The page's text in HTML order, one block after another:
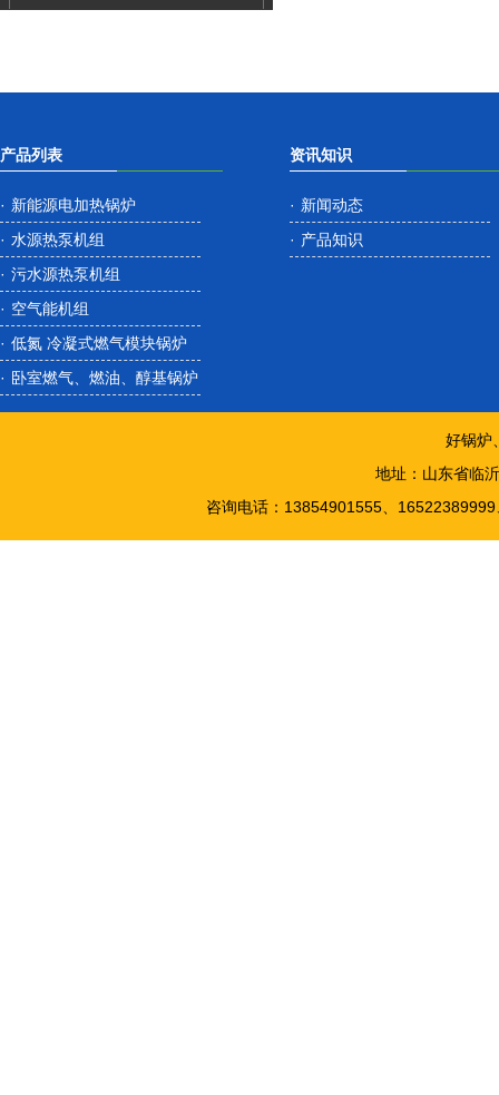
产品列表
· 新能源电加热锅炉
· 水源热泵机组
· 污水源热泵机组
· 空气能机组
· 低氮 冷凝式燃气模块锅炉
· 卧室燃气、燃油、醇基锅炉
资讯知识
· 新闻动态
· 产品知识
好锅炉
地址：山东省临
咨询电话：13854901555、